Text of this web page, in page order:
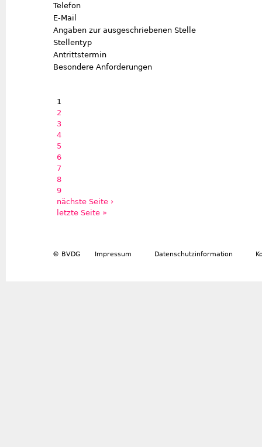
Telefon
E-Mail
Angaben zur ausgeschriebenen Stelle
Stellentyp
Antrittstermin
Besondere Anforderungen
Seiten
1
2
3
4
5
6
7
8
9
nächste Seite ›
letzte Seite »
© BVDG Impressum Datenschutzinformation